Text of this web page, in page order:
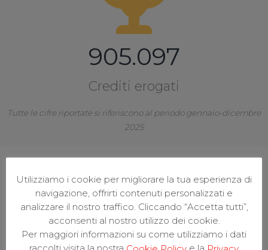
905.097
Crediti erogati
Tutte le cifre riportate si riferiscono al periodo gennaio-dicembre
2025
Utilizziamo i cookie per migliorare la tua esperienza di
navigazione, offrirti contenuti personalizzati e
analizzare il nostro traffico. Cliccando “Accetta tutti”,
acconsenti al nostro utilizzo dei cookie.
Per maggiori informazioni su come utilizziamo i dati